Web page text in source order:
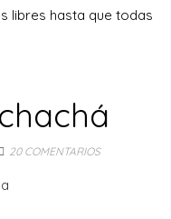
libres hasta que todas
20 COMENTARIOS